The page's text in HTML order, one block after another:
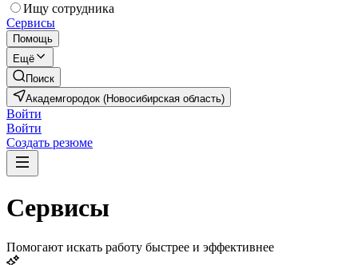
Ищу сотрудника
Сервисы
Помощь
Ещё
Поиск
Академгородок (Новосибирская область)
Войти
Войти
Создать резюме
Сервисы
Помогают искать работу быстрее и эффективнее